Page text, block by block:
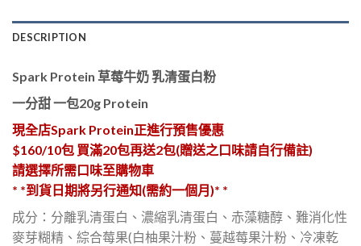
DESCRIPTION
Spark Protein 草莓牛奶 乳清蛋白粉
一分甜 一包20g Protein
現全店Spark Protein正進行預售優惠
$160/10包 買滿20包再送2包(贈送之口味請自行備註)
請選擇所需口味至購物車
* *到貨日期將另行通知(需約一個月)* *
成分：分離乳清蛋白、濃縮乳清蛋白、赤藻糖醇、難消化性
麥芽糊精、綜合莓果(白柚果汁粉、蔓越莓果汁粉、冷凍乾